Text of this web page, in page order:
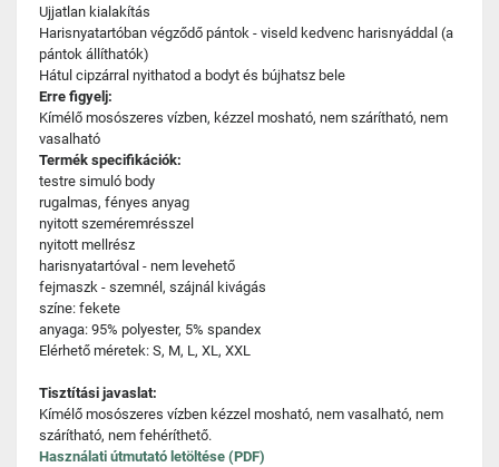
Ujjatlan kialakítás
Harisnyatartóban végződő pántok - viseld kedvenc harisnyáddal (a
pántok állíthatók)
Hátul cipzárral nyithatod a bodyt és bújhatsz bele
Erre figyelj:
Kímélő mosószeres vízben, kézzel mosható, nem szárítható, nem
vasalható
Termék specifikációk:
testre simuló body
rugalmas, fényes anyag
nyitott szeméremrésszel
nyitott mellrész
harisnyatartóval - nem levehető
fejmaszk - szemnél, szájnál kivágás
színe: fekete
anyaga: 95% polyester, 5% spandex
Elérhető méretek: S, M, L, XL, XXL
Tisztítási javaslat:
Kímélő mosószeres vízben kézzel mosható, nem vasalható, nem
szárítható, nem fehéríthető.
Használati útmutató letöltése (PDF)